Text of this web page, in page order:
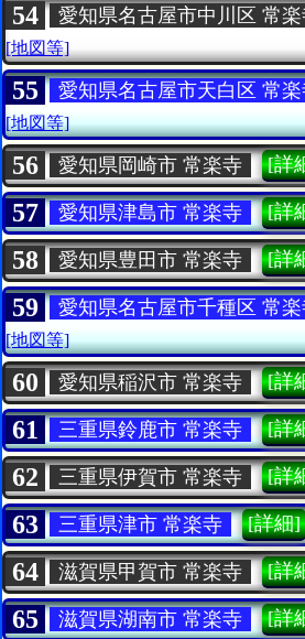
54 愛知県名古屋市中川区 常
[地図等]
55 愛知県名古屋市天白区 常
[地図等]
56 愛知県岡崎市 常楽寺 [詳
57 愛知県津島市 常楽寺 [詳
58 愛知県豊田市 常楽寺 [詳
59 愛知県名古屋市千種区 常
[地図等]
60 愛知県稲沢市 常楽寺 [詳
61 三重県鈴鹿市 常楽寺 [詳
62 三重県伊賀市 常楽寺 [詳
63 三重県津市 常楽寺 [詳細]
64 滋賀県甲賀市 常楽寺 [詳
65 滋賀県湖南市 常楽寺 [詳